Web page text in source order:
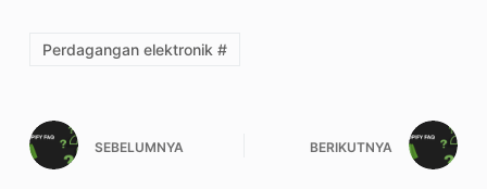
Perdagangan elektronik #
SEBELUMNYA BERIKUTNYA